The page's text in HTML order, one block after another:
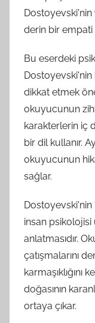
Dostoyevski'nin
derin bir empati
Bu eserdeki
Dostoyevski'nin
dikkat etmek
okuyucunun
karakterlerin iç
bir dil kullanır.
okuyucunun
sağlar.
Dostoyevski'nin
insan
anlatmasıdır.
çatışmalarını
karmaşıklığını
doğasının
ortaya çıkar.